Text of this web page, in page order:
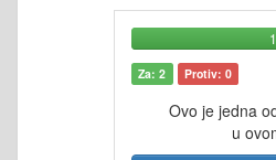
Za: 2 Protiv: 0
Ovo je jedna
u